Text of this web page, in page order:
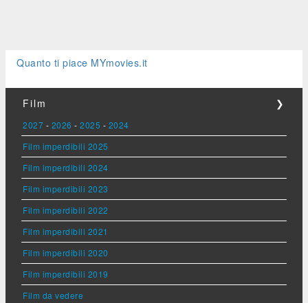
Quanto ti piace MYmovies.it
Film ❯
2027 - 2026 - 2025 - 2024
Film imperdibili 2025
Film imperdibili 2024
Film imperdibili 2023
Film imperdibili 2022
Film imperdibili 2021
Film imperdibili 2020
Film imperdibili 2019
Film da vedere